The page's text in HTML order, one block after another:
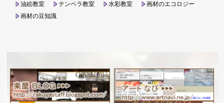
油絵教室 テンペラ教室 水彩教室
画材のエコロジー
画材の豆知識